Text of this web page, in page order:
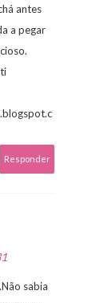
antes
a pegar
Responder
sabia